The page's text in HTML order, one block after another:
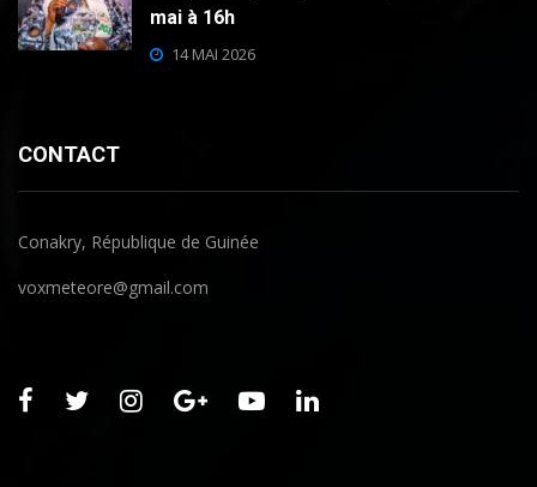
mai à 16h
14 MAI 2026
CONTACT
Conakry, République de Guinée
voxmeteore@gmail.com